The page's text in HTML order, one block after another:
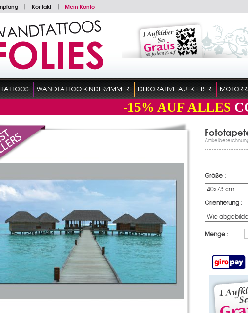
| Kontakt | Mein Konto
WANDTATTOO KINDERZIMMER DEKORATIVE AUFKLEBER
-15% AUF ALLES
Größe :
Orientierung :
Menge :